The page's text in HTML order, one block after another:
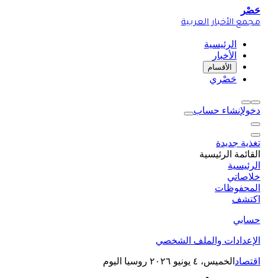
حَصْر
مجمع الأخبار العربية
الرئيسية
الأخبار
الأقسام
حَصْري
دخولإنشاء حساب
تغذية جديدة
القائمة الرئيسية
الرئيسية
خلاصاتي
المحفوظات
اكتشف
حسابي
الإعدادات والملف الشخصي
اقتصاد الخميس، ٤ يونيو ٢٠٢٦ روسيا اليوم